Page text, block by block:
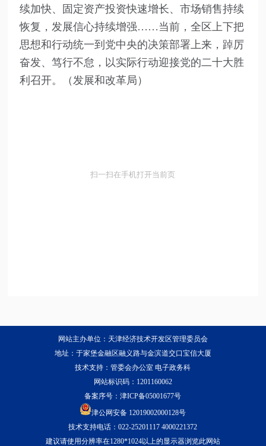
续加快、固定资产投资快速增长、市场销售持续
恢复，发展信心持续增强……当前，全区上下把
思想和行动统一到党中央的决策部署上来，踔厉
奋发、笃行不怠，以实际行动迎接党的二十大胜
利召开。（发展和改革局）
扫一扫在手机打开当前页
网站主办单位：天津经济技术开发区管理委员会
地址：于家堡金融区融义路与金滨道交口宝信大厦
技术支持：管委会办公室 电子政务科
网站标识码：1201160062
备案序号：津ICP备05001677号
津公网安备 12019002000128号
技术支持电话：022-25201117 4000221372
建议请使用分辨率在1280*1024以上的显示器浏览此网站